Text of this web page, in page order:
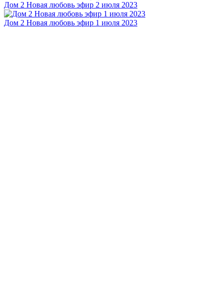
Дом 2 Новая любовь эфир 2 июля 2023
Дом 2 Новая любовь эфир 1 июля 2023